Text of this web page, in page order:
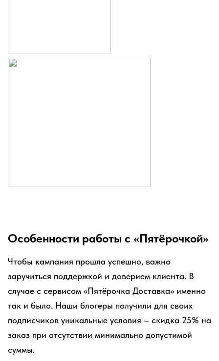
Особенности работы с «Пятёрочкой»
Чтобы кампания прошла успешно, важно
заручиться поддержкой и доверием клиента. В
случае с сервисом «Пятёрочка Доставка» именно
так и было. Наши блогеры получили для своих
подписчиков уникальные условия – скидка 25% на
заказ при отсутствии минимально допустимой
суммы.